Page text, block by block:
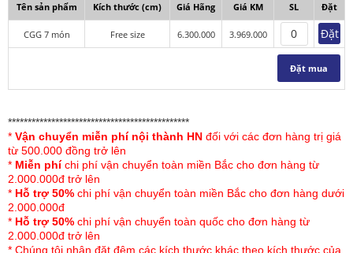
Kết cấu sản phẩm:
- 01 ga phủ chần free size
- 02 vỏ gối đầu chần bông 45x65cm
- 02 vỏ gối hè 45x65cm
Tên sản phẩm Kích thước (cm) Giá Hãng Giá KM SL Đặt
CGG 7 món Free size 6.300.000 3.969.000 Đặt
Đặt mua
**********************************************
* Vận chuyển miễn phí nội thành HN đối với các đơn hàng trị giá
từ 500.000 đồng trở lên
* Miễn phíchi phí vận chuyển toàn miền Bắc cho đơn hàng từ
2.000.000đ trở lên
* Hỗ trợ 50% chi phí vận chuyển toàn miền Bắc cho đơn hàng dưới
2.000.000đ
* Hỗ trợ 50% chi phí vận chuyển toàn quốc cho đơn hàng từ
2.000.000đ trở lên
* Chúng tôi nhận đặt đệm các kích thước khác theo kích thước của